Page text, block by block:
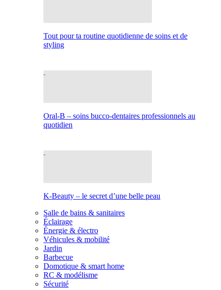
Tout pour ta routine quotidienne de soins et de
styling
Oral-B – soins bucco-dentaires professionnels au
quotidien
K-Beauty – le secret d’une belle peau
Salle de bains & sanitaires
Éclairage
Énergie & électro
Véhicules & mobilité
Jardin
Barbecue
Domotique & smart home
RC & modélisme
Sécurité